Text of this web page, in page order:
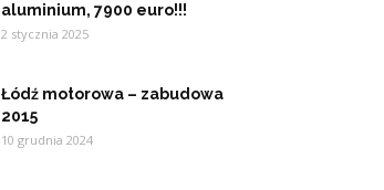
aluminium, 7900 euro!!!
2 stycznia 2025
Łódź motorowa – zabudowa
2015
10 grudnia 2024